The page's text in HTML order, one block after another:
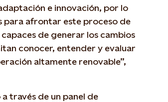
e innovación, por lo
para afrontar este proceso de
de generar los cambios
conocer, entender y evaluar
altamente renovable”,
través de un panel de